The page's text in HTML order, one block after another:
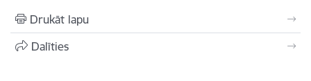
Drukāt lapu
Dalīties